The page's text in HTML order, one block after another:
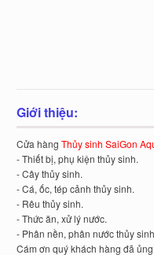
Giới thiệu:
Cửa hàngThủy sinh SaiGon
- Thiết bị, phụ kiện thủy sinh.
- Cây thủy sinh.
- Cá, ốc, tép cảnh thủy sinh.
- Rêu thủy sinh.
- Thức ăn, xử lý nước.
- Phân nền, phân nước thủy
Cám ơn quý khách hàng đã